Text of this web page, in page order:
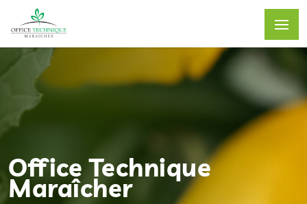
Office Technique
Maraîcher